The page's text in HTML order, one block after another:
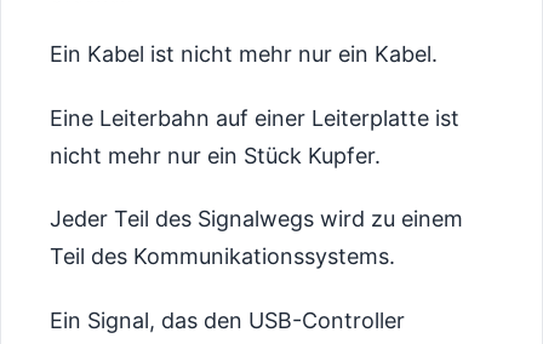
Ein Kabel ist nicht mehr nur ein Kabel.
Eine Leiterbahn auf einer Leiterplatte ist
nicht mehr nur ein Stück Kupfer.
Jeder Teil des Signalwegs wird zu einem
Teil des Kommunikationssystems.
Ein Signal, das den USB-Controller